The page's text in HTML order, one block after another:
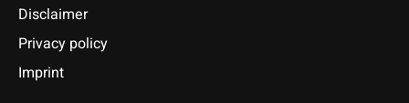
Disclaimer
Privacy policy
Imprint